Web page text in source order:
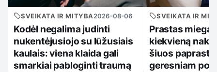
SVEIKATA IR MITYBA2026-08-06
Kodėl negalima judinti
nukentėjusiojo su lūžusiais
kaulais: viena klaida gali
smarkiai pabloginti traumą
SVEIKATA IR
Prastas
kiekvieną
šiuos
geresniam